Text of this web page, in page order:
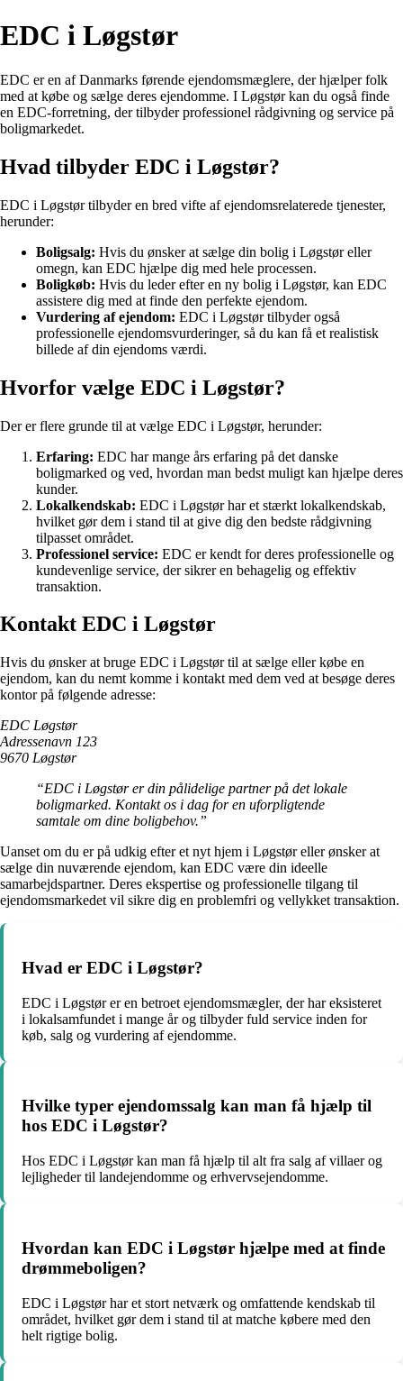
EDC i Løgstør
EDC er en af Danmarks førende ejendomsmæglere, der hjælper folk
med at købe og sælge deres ejendomme. I Løgstør kan du også finde
en EDC-forretning, der tilbyder professionel rådgivning og service på
boligmarkedet.
Hvad tilbyder EDC i Løgstør?
EDC i Løgstør tilbyder en bred vifte af ejendomsrelaterede tjenester,
herunder:
Boligsalg: Hvis du ønsker at sælge din bolig i Løgstør eller
omegn, kan EDC hjælpe dig med hele processen.
Boligkøb: Hvis du leder efter en ny bolig i Løgstør, kan EDC
assistere dig med at finde den perfekte ejendom.
Vurdering af ejendom: EDC i Løgstør tilbyder også
professionelle ejendomsvurderinger, så du kan få et realistisk
billede af din ejendoms værdi.
Hvorfor vælge EDC i Løgstør?
Der er flere grunde til at vælge EDC i Løgstør, herunder:
Erfaring: EDC har mange års erfaring på det danske
boligmarked og ved, hvordan man bedst muligt kan hjælpe deres
kunder.
Lokalkendskab: EDC i Løgstør har et stærkt lokalkendskab,
hvilket gør dem i stand til at give dig den bedste rådgivning
tilpasset området.
Professionel service: EDC er kendt for deres professionelle og
kundevenlige service, der sikrer en behagelig og effektiv
transaktion.
Kontakt EDC i Løgstør
Hvis du ønsker at bruge EDC i Løgstør til at sælge eller købe en
ejendom, kan du nemt komme i kontakt med dem ved at besøge deres
kontor på følgende adresse:
EDC Løgstør
Adressenavn 123
9670 Løgstør
“EDC i Løgstør er din pålidelige partner på det lokale
boligmarked. Kontakt os i dag for en uforpligtende
samtale om dine boligbehov.”
Uanset om du er på udkig efter et nyt hjem i Løgstør eller ønsker at
sælge din nuværende ejendom, kan EDC være din ideelle
samarbejdspartner. Deres ekspertise og professionelle tilgang til
ejendomsmarkedet vil sikre dig en problemfri og vellykket transaktion.
Hvad er EDC i Løgstør?
EDC i Løgstør er en betroet ejendomsmægler, der har eksisteret
i lokalsamfundet i mange år og tilbyder fuld service inden for
køb, salg og vurdering af ejendomme.
Hvilke typer ejendomssalg kan man få hjælp til
hos EDC i Løgstør?
Hos EDC i Løgstør kan man få hjælp til alt fra salg af villaer og
lejligheder til landejendomme og erhvervsejendomme.
Hvordan kan EDC i Løgstør hjælpe med at finde
drømmeboligen?
EDC i Løgstør har et stort netværk og omfattende kendskab til
området, hvilket gør dem i stand til at matche købere med den
helt rigtige bolig.